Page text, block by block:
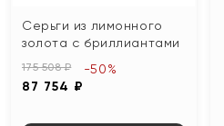
Серьги из лимонного
золота с бриллиантами
175 508 ₽
87 754 ₽
-50%